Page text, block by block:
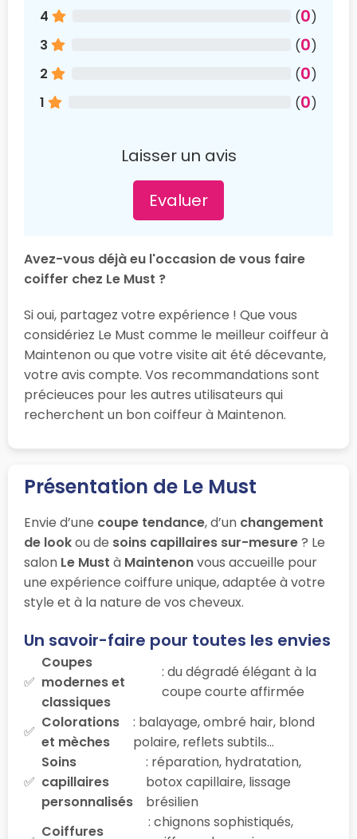
4
(0)
3
(0)
2
(0)
1
(0)
Laisser un avis
Evaluer
Avez-vous déjà eu l'occasion de vous faire
coiffer chez Le Must ?
Si oui, partagez votre expérience ! Que vous
considériez Le Must comme le meilleur coiffeur à
Maintenon ou que votre visite ait été décevante,
votre avis compte. Vos recommandations sont
précieuces pour les autres utilisateurs qui
recherchent un bon coiffeur à Maintenon.
Présentation de Le Must
Envie d’une coupe tendance, d’un changement
de lookou de soins capillaires sur-mesure? Le
salon Le Must à Maintenonvous accueille pour
une expérience coiffure unique, adaptée à votre
style et à la nature de vos cheveux.
Un savoir-faire pour toutes les envies
Coupes
modernes et
classiques
: du dégradé élégant à la
coupe courte affirmée
Colorations
et mèches
: balayage, ombré hair, blond
polaire, reflets subtils…
Soins
capillaires
personnalisés
: réparation, hydratation,
botox capillaire, lissage
brésilien
Coiffures
: chignons sophistiqués,